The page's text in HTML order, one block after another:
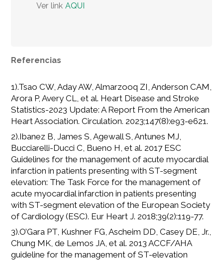
Ver link AQUI
Referencias
1).Tsao CW, Aday AW, Almarzooq ZI, Anderson CAM,
Arora P, Avery CL, et al. Heart Disease and Stroke
Statistics-2023 Update: A Report From the American
Heart Association. Circulation. 2023;147(8):e93-e621.
2).Ibanez B, James S, Agewall S, Antunes MJ,
Bucciarelli-Ducci C, Bueno H, et al. 2017 ESC
Guidelines for the management of acute myocardial
infarction in patients presenting with ST-segment
elevation: The Task Force for the management of
acute myocardial infarction in patients presenting
with ST-segment elevation of the European Society
of Cardiology (ESC). Eur Heart J. 2018;39(2):119-77.
3).O’Gara PT, Kushner FG, Ascheim DD, Casey DE, Jr.,
Chung MK, de Lemos JA, et al. 2013 ACCF/AHA
guideline for the management of ST-elevation